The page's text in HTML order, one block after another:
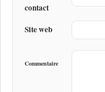
contact
Site web
Commentaire